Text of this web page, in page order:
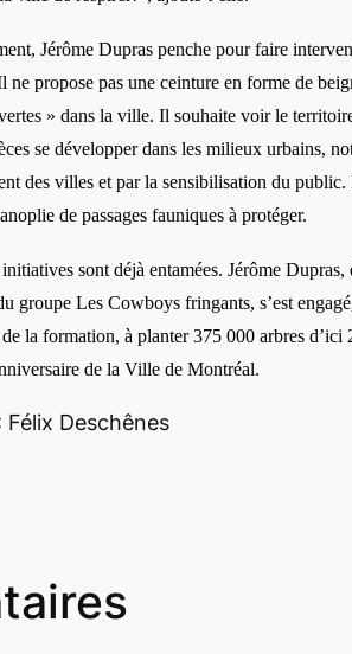
Jérôme Dupras penche pour faire
ne propose pas une ceinture en forme de
» dans la ville. Il souhaite voir le
ces se développer dans les milieux urbains,
des villes et par la sensibilisation du public.
de passages fauniques à protéger.
sont déjà entamées. Jérôme Dupras,
groupe Les Cowboys fringants, s’est
la formation, à planter 375 000 arbres d’ici
de la Ville de Montréal.
Félix Deschênes